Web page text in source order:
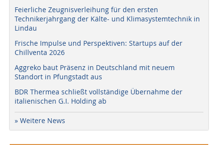
Feierliche Zeugnisverleihung für den ersten
Technikerjahrgang der Kälte- und Klimasystemtechnik in
Lindau
Frische Impulse und Perspektiven: Startups auf der
Chillventa 2026
Aggreko baut Präsenz in Deutschland mit neuem
Standort in Pfungstadt aus
BDR Thermea schließt vollständige Übernahme der
italienischen G.I. Holding ab
» Weitere News